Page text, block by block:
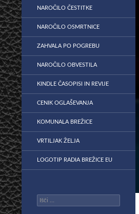
NAROČILO ČESTITKE
NAROČILO OSMRTNICE
ZAHVALA PO POGREBU
NAROČILO OBVESTILA
KINDLE ČASOPISI IN REVIJE
CENIK OGLAŠEVANJA
KOMUNALA BREŽICE
VRTILJAK ŽELJA
LOGOTIP RADIA BREŽICE EU
Išči: